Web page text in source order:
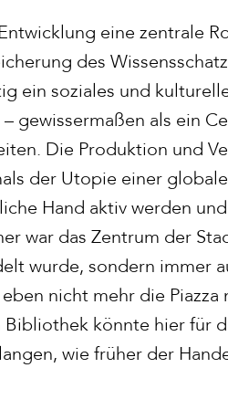
eine zentrale
des
ein soziales und
gewissermaßen als ein
Die Produktion und
der Utopie einer
Hand aktiv werden
war das Zentrum der
wurde, sondern immer
nicht mehr die Piazza
könnte hier für
wie früher der